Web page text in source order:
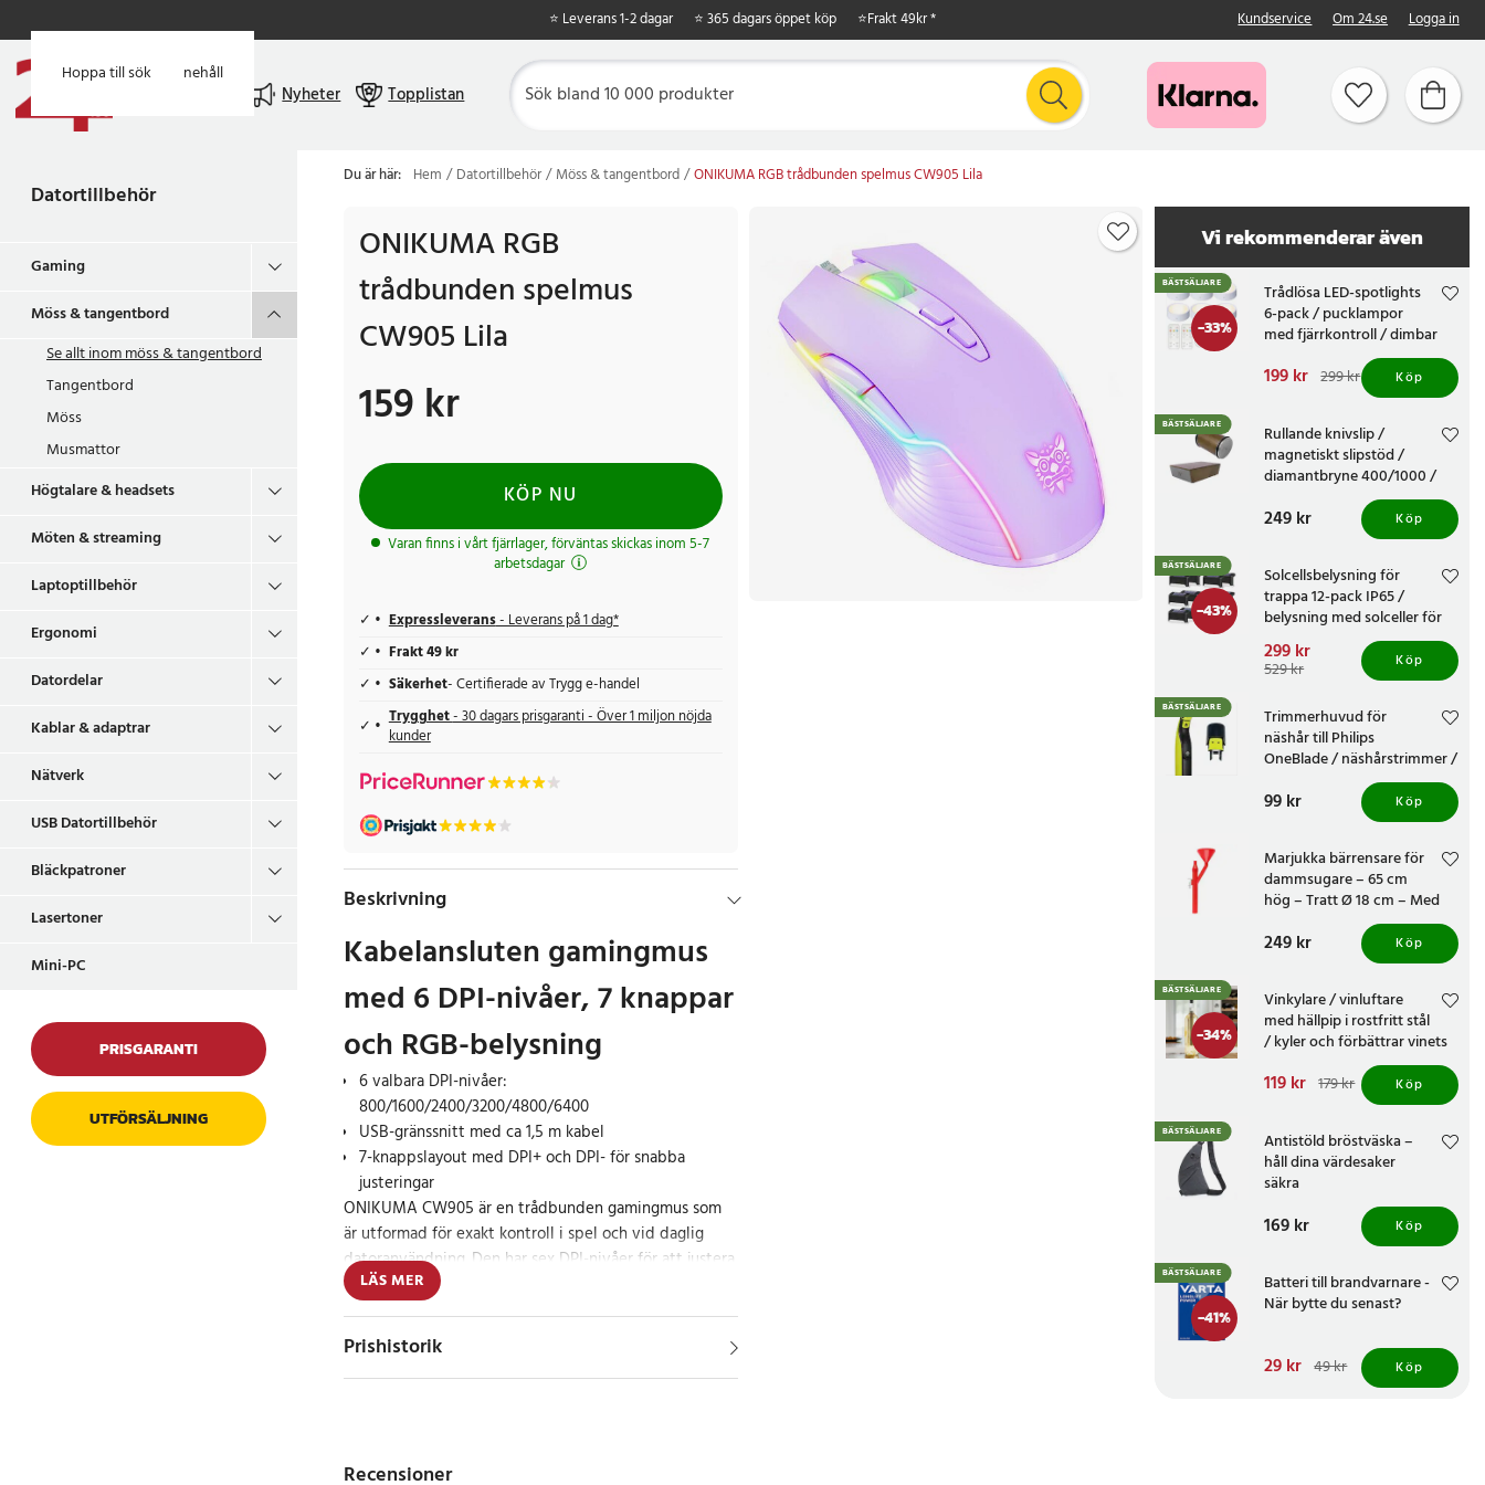
Hoppa till huvudinnehåll
Hoppa till sök
⭐ Leverans 1-2 dagar ⭐ 365 dagars öppet köp ⭐Frakt 49kr * Kundservice Om 24.se Logga in
Nyheter Topplistan
Datortillbehör
Gaming
Möss & tangentbord
Se allt inommöss & tangentbord
Tangentbord
Möss
Musmattor
Högtalare & headsets
Möten & streaming
Laptoptillbehör
Ergonomi
Datordelar
Kablar & adaptrar
Nätverk
USB Datortillbehör
Bläckpatroner
Lasertoner
Mini-PC
PRISGARANTI
UTFÖRSÄLJNING
Du är här: Hem Datortillbehör Möss & tangentbord ONIKUMA RGB trådbunden spelmus CW905 Lila
ONIKUMA RGB
trådbunden spelmus
CW905 Lila
Pris:159 kr
159 kr
KÖP NU
Varan finns i vårt fjärrlager, förväntas skickas inom 5-7
arbetsdagar
Expressleverans- Leverans på 1 dag*
Frakt 49 kr
Säkerhet- Certifierade av Trygg e-handel
Trygghet- 30 dagars prisgaranti - Över 1 miljon nöjda
kunder
Beskrivning
Kabelansluten gamingmus
med 6 DPI-nivåer, 7 knappar
och RGB-belysning
6 valbara DPI-nivåer:
800/1600/2400/3200/4800/6400
USB-gränssnitt med ca 1,5 m kabel
7-knappslayout med DPI+ och DPI- för snabba
justeringar
ONIKUMA CW905 är en trådbunden gamingmus som
är utformad för exakt kontroll i spel och vid daglig
datoranvändning. Den har sex DPI-nivåer för att justera
markörens hastighet och precision, en 7-knappslayout
för bekväm åtkomst till vanliga funktioner och
flerfärgad LED-bakgrundsbelysning för att matcha din
installation.
Kontroll skräddarsydd för din spelstil
mer kontrollerade rörelser och högre DPI för snabbare
LÄS MER
Prishistorik
Vi rekommenderar även
-33%
BÄSTSÄLJARE
Trådlösa LED-spotlights
6-pack / pucklampor
med fjärrkontroll / dimbar
Nuvarande pris
Tidigare pris 299 kr
199 kr 299 kr Köp
BÄSTSÄLJARE
Rullande knivslip /
magnetiskt slipstöd /
diamantbryne 400/1000 /
knivvässare med fasta
vinklar
Pris:249 kr
249 kr Köp
-43%
BÄSTSÄLJARE
Solcellsbelysning för
trappa 12-pack IP65 /
belysning med solceller för
altan och staket /
trappbelysning
Nuvarande pris:
299 krTidigare pris :529 kr
299 kr
529 kr Köp
BÄSTSÄLJARE
Trimmerhuvud för
näshår till Philips
OneBlade / näshårstrimmer /
nästrimmerhuvud
Pris:99 kr
99 kr Köp
Marjukka bärrensare för
dammsugare – 65 cm
hög – Tratt Ø 18 cm – Med
två munstycken
Pris:249 kr
249 kr Köp
-34%
BÄSTSÄLJARE
Vinkylare / vinluftare
med hällpip i rostfritt stål
/ kyler och förbättrar vinets
Nuvarande pris
Tidigare pris 179 kr
119 kr 179 kr Köp
BÄSTSÄLJARE
Antistöld bröstväska –
håll dina värdesaker
säkra
Pris :169 kr
169 kr Köp
-41%
BÄSTSÄLJARE
Batteri till brandvarnare -
När bytte du senast?
Nuvarande pris
Tidigare pris 49 kr
29 kr 49 kr Köp
Recensioner